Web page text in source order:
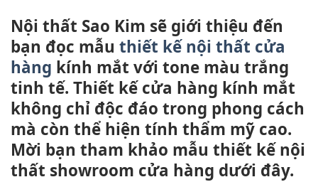
Nội thất Sao Kim sẽ giới thiệu đến
bạn đọc mẫu thiết kế nội thất cửa
hàng kính mắt với tone màu trắng
tinh tế. Thiết kế cửa hàng kính mắt
không chỉ độc đáo trong phong cách
mà còn thể hiện tính thẩm mỹ cao.
Mời bạn tham khảo mẫu thiết kế nội
thất showroom cửa hàng dưới đây.